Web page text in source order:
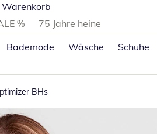
Warenkorb
%
75 Jahre heine
Bademode Wäsche Schuhe
BHs